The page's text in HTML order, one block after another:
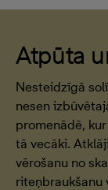
Atpūta
Nesteidzīgā
nesen
promenādē,
tā vecāki.
vērošanu no
riteņbraukšanu